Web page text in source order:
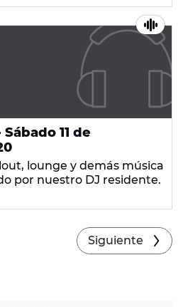
11 de
lounge y demás música
por nuestro DJ residente.
Siguiente